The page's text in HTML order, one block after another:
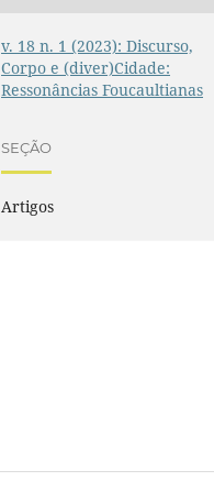
v. 18 n. 1 (2023): Discurso,
Corpo e (diver)Cidade:
Ressonâncias Foucaultianas
SEÇÃO
Artigos